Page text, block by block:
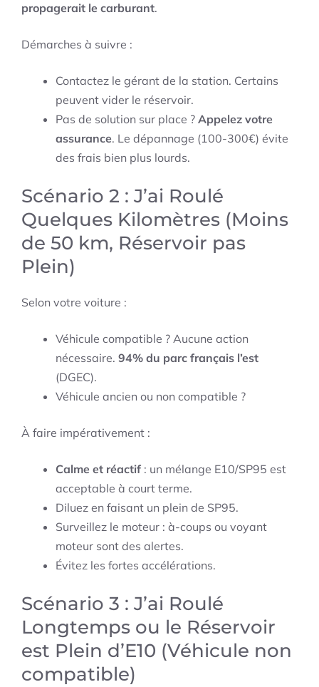
propagerait le carburant.
Démarches à suivre :
Contactez le gérant de la station. Certains
peuvent vider le réservoir.
Pas de solution sur place ? Appelez votre
assurance. Le dépannage (100-300€) évite
des frais bien plus lourds.
Scénario 2 : J’ai Roulé
Quelques Kilomètres (Moins
de 50 km, Réservoir pas
Plein)
Selon votre voiture :
Véhicule compatible ? Aucune action
nécessaire. 94% du parc français l’est
(DGEC).
Véhicule ancien ou non compatible ?
À faire impérativement :
Calme et réactif : un mélange E10/SP95 est
acceptable à court terme.
Diluez en faisant un plein de SP95.
Surveillez le moteur : à-coups ou voyant
moteur sont des alertes.
Évitez les fortes accélérations.
Scénario 3 : J’ai Roulé
Longtemps ou le Réservoir
est Plein d’E10 (Véhicule non
compatible)